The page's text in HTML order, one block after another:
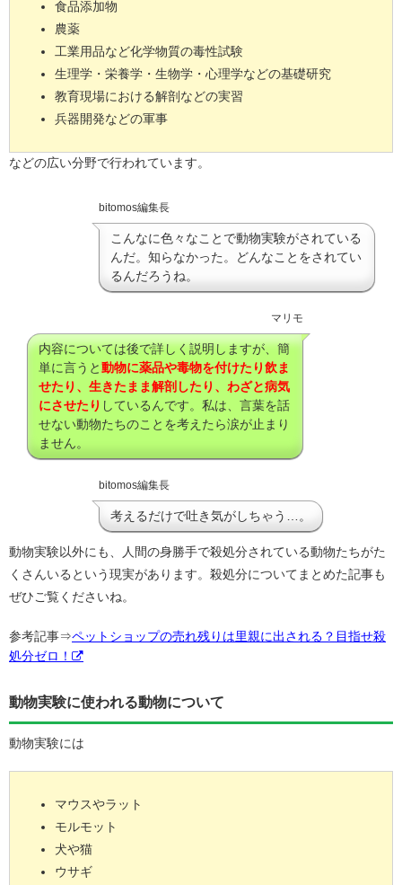
食品添加物
農薬
工業用品など化学物質の毒性試験
生理学・栄養学・生物学・心理学などの基礎研究
教育現場における解剖などの実習
兵器開発などの軍事
などの広い分野で行われています。
bitomos編集長
こんなに色々なことで動物実験がされている
んだ。知らなかった。どんなことをされてい
るんだろうね。
マリモ
内容については後で詳しく説明しますが、簡
単に言うと動物に薬品や毒物を付けたり飲ま
せたり、生きたまま解剖したり、わざと病気
にさせたり しているんです。私は、言葉を話
せない動物たちのことを考えたら涙が止まり
ません。
bitomos編集長
考えるだけで吐き気がしちゃう…。
動物実験以外にも、人間の身勝手で殺処分されている動物たちがた
くさんいるという現実があります。殺処分についてまとめた記事も
ぜひご覧くださいね。
参考記事⇒ペットショップの売れ残りは里親に出される？目指せ殺
処分ゼロ！
動物実験に使われる動物について
動物実験には
マウスやラット
モルモット
犬や猫
ウサギ